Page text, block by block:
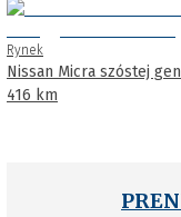
Rynek
Nissan Micra szóstej
416 km